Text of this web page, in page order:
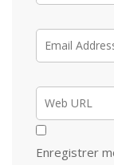
Enregistrer